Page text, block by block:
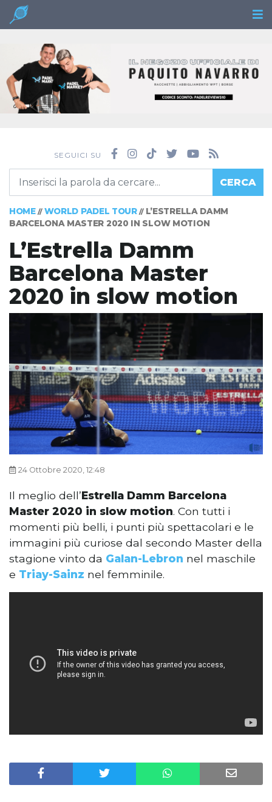
SEGUICI SU
CERCA
HOME// WORLD PADEL TOUR// L’ESTRELLA DAMM
BARCELONA MASTER 2020 IN SLOW MOTION
L’Estrella Damm
Barcelona Master
2020 in slow motion
24 Ottobre 2020, 12:48
Il meglio dell’Estrella Damm Barcelona
Master 2020 in slow motion. Con tutti i
momenti più belli, i punti più spettacolari e le
immagini più curiose dal secondo Master della
stagione vinto da Galan-Lebron nel maschile
e Triay-Sainz nel femminile.